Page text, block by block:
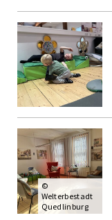
©
Welterbestadt
Quedlinburg